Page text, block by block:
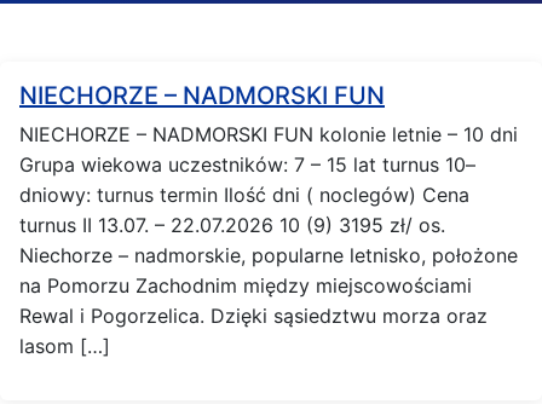
NIECHORZE – NADMORSKI FUN
NIECHORZE – NADMORSKI FUN kolonie letnie – 10 dni
Grupa wiekowa uczestników: 7 – 15 lat turnus 10–
dniowy: turnus termin Ilość dni ( noclegów) Cena
turnus II 13.07. – 22.07.2026 10 (9) 3195 zł/ os.
Niechorze – nadmorskie, popularne letnisko, położone
na Pomorzu Zachodnim między miejscowościami
Rewal i Pogorzelica. Dzięki sąsiedztwu morza oraz
lasom […]